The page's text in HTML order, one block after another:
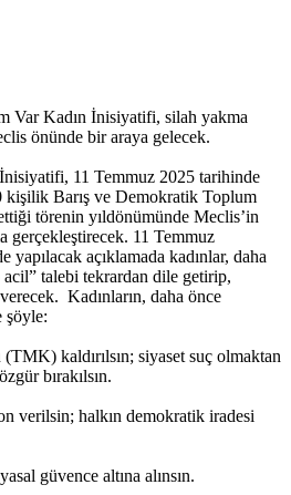
Var Kadın İnisiyatifi, silah yakma
önünde bir araya gelecek.
11 Temmuz 2025 tarihinde
kişilik Barış ve Demokratik Toplum
törenin yıldönümünde Meclis’in
gerçekleştirecek. 11 Temmuz
yapılacak açıklamada kadınlar, daha
acil” talebi tekrardan dile getirip,
Kadınların, daha önce
şöyle:
kaldırılsın; siyaset suç olmaktan
bırakılsın.
verilsin; halkın demokratik iradesi
güvence altına alınsın.